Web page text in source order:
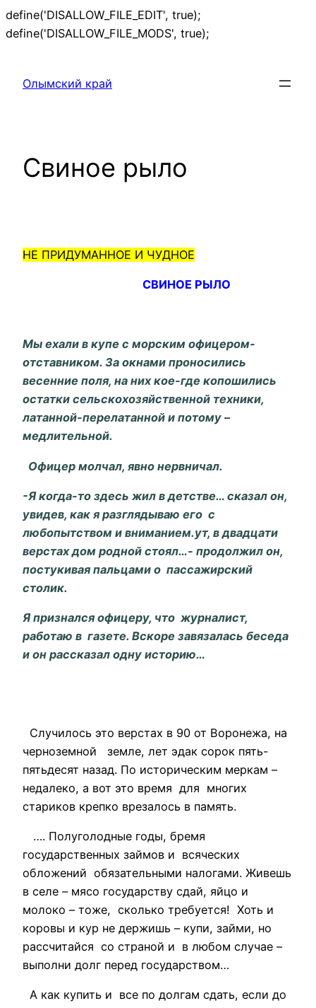
define('DISALLOW_FILE_EDIT', true);
define('DISALLOW_FILE_MODS', true);
Олымский край
Свиное рыло
НЕ ПРИДУМАННОЕ И ЧУДНОЕ
СВИНОЕ РЫЛО
Мы ехали в купе с морским офицером-
отставником. За окнами проносились
весенние поля, на них кое-где копошились
остатки сельскохозяйственной техники,
латанной-перелатанной и потому –
медлительной.
Офицер молчал, явно нервничал.
-Я когда-то здесь жил в детстве… сказал он,
увидев, как я разглядываю его с
любопытством и вниманием.ут, в двадцати
верстах дом родной стоял…- продолжил он,
постукивая пальцами о пассажирский
столик.
Я признался офицеру, что журналист,
работаю в газете. Вскоре завязалась беседа
и он рассказал одну историю…
Случилось это верстах в 90 от Воронежа, на
черноземной земле, лет эдак сорок пять-
пятьдесят назад. По историческим меркам –
недалеко, а вот это время для многих
стариков крепко врезалось в память.
…. Полуголодные годы, бремя
государственных займов и всяческих
обложений обязательными налогами. Живешь
в селе – мясо государству сдай, яйцо и
молоко – тоже, сколько требуется! Хоть и
коровы и кур не держишь – купи, займи, но
рассчитайся со страной и в любом случае –
выполни долг перед государством…
А как купить и все по долгам сдать, если до